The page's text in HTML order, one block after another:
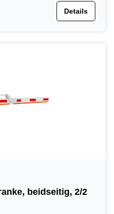
Details
beidseitig, 2/2